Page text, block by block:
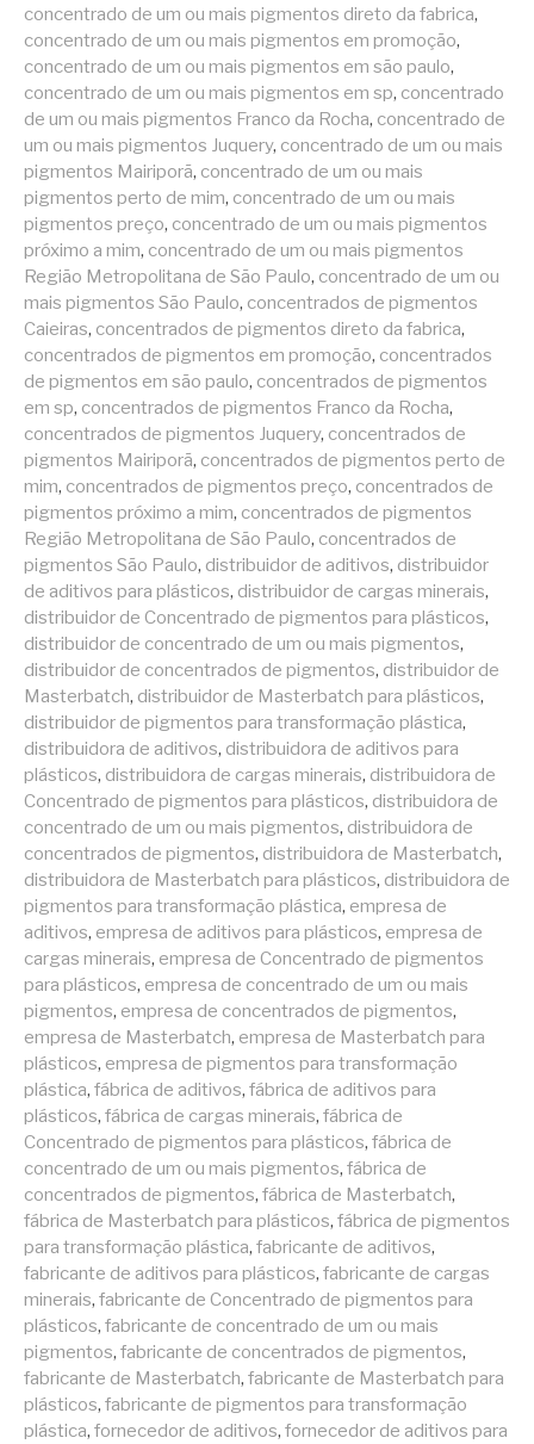
concentrado de um ou mais pigmentos direto da fabrica,
concentrado de um ou mais pigmentos em promoção,
concentrado de um ou mais pigmentos em são paulo,
concentrado de um ou mais pigmentos em sp, concentrado
de um ou mais pigmentos Franco da Rocha, concentrado de
um ou mais pigmentos Juquery, concentrado de um ou mais
pigmentos Mairiporã, concentrado de um ou mais
pigmentos perto de mim, concentrado de um ou mais
pigmentos preço, concentrado de um ou mais pigmentos
próximo a mim, concentrado de um ou mais pigmentos
Região Metropolitana de São Paulo, concentrado de um ou
mais pigmentos São Paulo, concentrados de pigmentos
Caieiras, concentrados de pigmentos direto da fabrica,
concentrados de pigmentos em promoção, concentrados
de pigmentos em são paulo, concentrados de pigmentos
em sp, concentrados de pigmentos Franco da Rocha,
concentrados de pigmentos Juquery, concentrados de
pigmentos Mairiporã, concentrados de pigmentos perto de
mim, concentrados de pigmentos preço, concentrados de
pigmentos próximo a mim, concentrados de pigmentos
Região Metropolitana de São Paulo, concentrados de
pigmentos São Paulo, distribuidor de aditivos, distribuidor
de aditivos para plásticos, distribuidor de cargas minerais,
distribuidor de Concentrado de pigmentos para plásticos,
distribuidor de concentrado de um ou mais pigmentos,
distribuidor de concentrados de pigmentos, distribuidor de
Masterbatch, distribuidor de Masterbatch para plásticos,
distribuidor de pigmentos para transformação plástica,
distribuidora de aditivos, distribuidora de aditivos para
plásticos, distribuidora de cargas minerais, distribuidora de
Concentrado de pigmentos para plásticos, distribuidora de
concentrado de um ou mais pigmentos, distribuidora de
concentrados de pigmentos, distribuidora de Masterbatch,
distribuidora de Masterbatch para plásticos, distribuidora de
pigmentos para transformação plástica, empresa de
aditivos, empresa de aditivos para plásticos, empresa de
cargas minerais, empresa de Concentrado de pigmentos
para plásticos, empresa de concentrado de um ou mais
pigmentos, empresa de concentrados de pigmentos,
empresa de Masterbatch, empresa de Masterbatch para
plásticos, empresa de pigmentos para transformação
plástica, fábrica de aditivos, fábrica de aditivos para
plásticos, fábrica de cargas minerais, fábrica de
Concentrado de pigmentos para plásticos, fábrica de
concentrado de um ou mais pigmentos, fábrica de
concentrados de pigmentos, fábrica de Masterbatch,
fábrica de Masterbatch para plásticos, fábrica de pigmentos
para transformação plástica, fabricante de aditivos,
fabricante de aditivos para plásticos, fabricante de cargas
minerais, fabricante de Concentrado de pigmentos para
plásticos, fabricante de concentrado de um ou mais
pigmentos, fabricante de concentrados de pigmentos,
fabricante de Masterbatch, fabricante de Masterbatch para
plásticos, fabricante de pigmentos para transformação
plástica, fornecedor de aditivos, fornecedor de aditivos para